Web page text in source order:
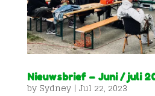
Nieuwsbrief – Juni / juli
by Sydney| Jul 22, 2023